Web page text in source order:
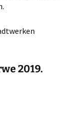
2019.